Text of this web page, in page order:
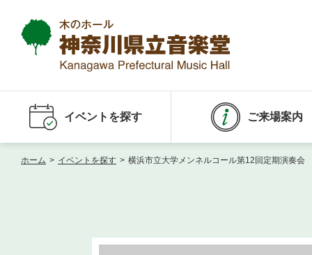
イベントを探す ご来場案内
ホーム > イベントを探す > 横浜市立大学メンネルコール第12回定期演奏会